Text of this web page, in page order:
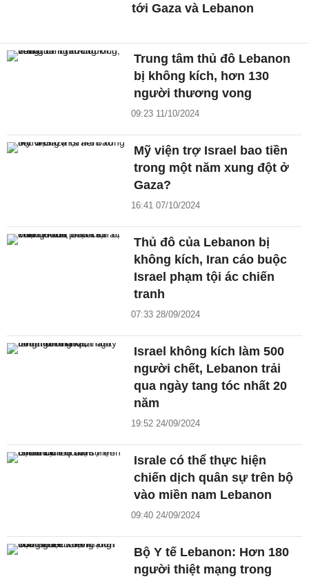
tới Gaza và Lebanon
Trung tâm thủ đô Lebanon
bị không kích, hơn 130
người thương vong
09:23 11/10/2024
Mỹ viện trợ Israel bao tiền
trong một năm xung đột ở
Gaza?
16:41 07/10/2024
Thủ đô của Lebanon bị
không kích, Iran cáo buộc
Israel phạm tội ác chiến
tranh
07:33 28/09/2024
Israel không kích làm 500
người chết, Lebanon trải
qua ngày tang tóc nhất 20
năm
19:52 24/09/2024
Israle có thể thực hiện
chiến dịch quân sự trên bộ
vào miền nam Lebanon
09:40 24/09/2024
Bộ Y tế Lebanon: Hơn 180
người thiệt mạng trong